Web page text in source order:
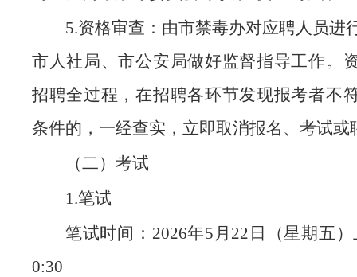
5.资格审查：由市禁毒办对应聘人员进
市人社局、市公安局做好监督指导工作。
招聘全过程，在招聘各环节发现报考者不
条件的，一经查实，立即取消报名、考试或
（二）考试
1.笔试
笔试时间：2026年5月22日（星期五
0:30